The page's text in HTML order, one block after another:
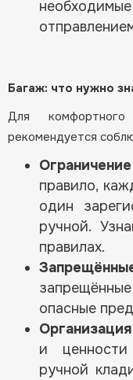
Багаж: что нужно
Для
рекомендуется
правило,
один
ручной.
правилах.
опасные
и
ручной